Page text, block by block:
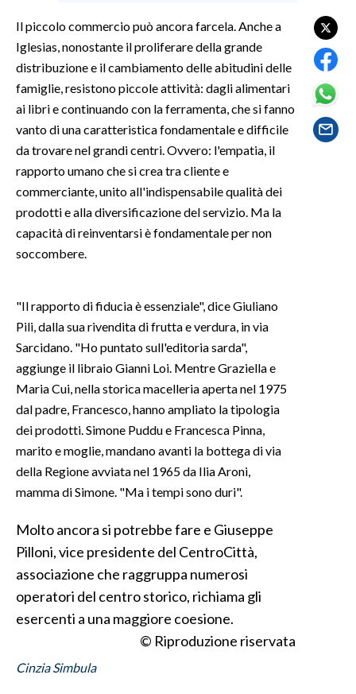
ALTRI SPORT
GOSSIP
SALUTE
SARDEGNA TURISMO
NOTIZIE
EVENTI
#CARAUNIONE
3 MINUTI CON
INSULARITÀ
INFO AZIENDE
ANNUNCI
NECROLOGI
PUBBLICITÀ
SPIAGGE
Il piccolo commercio può ancora farcela. Anche a
Iglesias, nonostante il proliferare della grande
distribuzione e il cambiamento delle abitudini delle
famiglie, resistono piccole attività: dagli alimentari
ai libri e continuando con la ferramenta, che si fanno
vanto di una caratteristica fondamentale e difficile
da trovare nel grandi centri. Ovvero: l'empatia, il
rapporto umano che si crea tra cliente e
commerciante, unito all'indispensabile qualità dei
prodotti e alla diversificazione del servizio. Ma la
capacità di reinventarsi è fondamentale per non
soccombere.
"Il rapporto di fiducia è essenziale", dice Giuliano
Pili, dalla sua rivendita di frutta e verdura, in via
Sarcidano. "Ho puntato sull'editoria sarda",
aggiunge il libraio Gianni Loi. Mentre Graziella e
Maria Cui, nella storica macelleria aperta nel 1975
dal padre, Francesco, hanno ampliato la tipologia
dei prodotti. Simone Puddu e Francesca Pinna,
marito e moglie, mandano avanti la bottega di via
della Regione avviata nel 1965 da Ilia Aroni,
mamma di Simone. "Ma i tempi sono duri".
Molto ancora si potrebbe fare e Giuseppe
Pilloni, vice presidente del CentroCittà,
associazione che raggruppa numerosi
operatori del centro storico, richiama gli
esercenti a una maggiore coesione.
© Riproduzione riservata
Cinzia Simbula